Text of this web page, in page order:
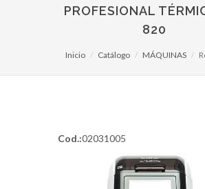
PROFESIONAL
820
Inicio Catálogo MÁQUINAS
Cod.:02031005